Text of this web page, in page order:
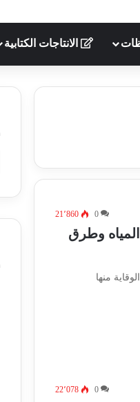
الانتاجات الكتابية
0 21٬860
وطرق
منها
0 22٬078